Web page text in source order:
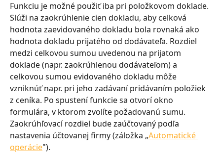
Funkciu je možné použiť iba pri položkovom doklade.
Slúži na zaokrúhlenie cien dokladu, aby celková
hodnota zaevidovaného dokladu bola rovnaká ako
hodnota dokladu prijatého od dodávateľa. Rozdiel
medzi celkovou sumou uvedenou na prijatom
doklade (napr. zaokrúhlenou dodávateľom) a
celkovou sumou evidovaného dokladu môže
vzniknúť napr. pri jeho zadávaní pridávaním položiek
z ceníka. Po spustení funkcie sa otvorí okno
formulára, v ktorom zvolíte požadovanú sumu.
Zaokrúhľovací rozdiel bude zaúčtovaný podľa
nastavenia účtovanej firmy (záložka „Automatické
operácie").